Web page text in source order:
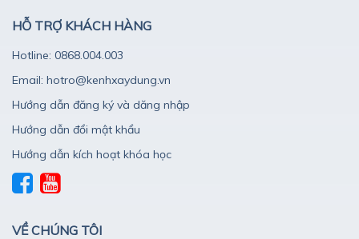
HỖ TRỢ KHÁCH HÀNG
Hotline: 0868.004.003
Email: hotro@kenhxaydung.vn
Hướng dẫn đăng ký và dăng nhập
Hướng dẫn đổi mật khẩu
Hướng dẫn kích hoạt khóa học
VỀ CHÚNG TÔI